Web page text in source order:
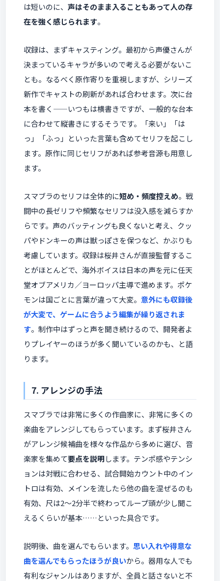
は短いのに、 声はそのまま入ることもあって人の存
在を強く感じられます。
収録は、まずキャスティング。最初から声優さんが
決まっているキャラが多いので考える必要がないこ
とも。なるべく原作寄りを重視しますが、シリーズ
新作でキャストの刷新があれば合わせます。次に台
本を書く——いつもは横書きですが、一般的な台本
に合わせて縦書きにするそうです。「来い」「は
っ」「ふっ」といった言葉も含めてセリフを起こし
ます。原作に同じセリフがあれば参考音源も用意し
ます。
スマブラのセリフは全体的に短め・頻度控えめ。戦
闘中の長ゼリフや頻繁なセリフは没入感を減らすか
らです。声のバッティングも良くないと考え、クッ
パやドンキーの声は獣っぽさを保つなど、かぶりも
考慮しています。収録は桜井さんが直接監督するこ
とがほとんどで、海外ボイスは日本の声を元に任天
堂オブアメリカ／ヨーロッパ主導で進めます。ポケ
モンは国ごとに言葉が違って大変。 意外にも収録後
が大変で、ゲームに合うよう編集が繰り返されま
す。制作中はずっと声を聞き続けるので、開発者よ
りプレイヤーのほうが多く聞いているのかも、と語
ります。
7. アレンジの手法
スマブラでは非常に多くの作曲家に、非常に多くの
楽曲をアレンジしてもらっています。まず桜井さん
がアレンジ候補曲を様々な作品から多めに選び、音
楽家を集めて要点を説明します。テンポ感やテンシ
ョンは対戦に合わせる、試合開始カウント中のイン
トロは有効、メインを流したら他の曲を混ぜるのも
有効、尺は2〜2分半で終わってループ頭が少し聞こ
えるくらいが基本……といった具合です。
説明後、曲を選んでもらいます。 思い入れや得意な
曲を選んでもらったほうが良いから。器用な人でも
有利なジャンルはありますが、全員と話さないと不